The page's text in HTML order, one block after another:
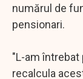
numărul de
pensionari.
"L-am
recalcula